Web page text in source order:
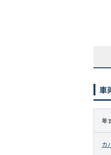
車
年
カ